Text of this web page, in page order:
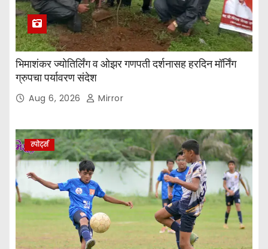
भिमाशंकर ज्योतिर्लिंग व ओझर गणपती दर्शनासह हरदिन मॉर्निंग
ग्रुपचा पर्यावरण संदेश
Aug 6, 2026 Mirror
स्पोर्ट्स